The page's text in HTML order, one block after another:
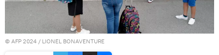
© AFP 2024 / LIONEL BONAVENTURE